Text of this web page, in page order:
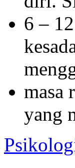
6 –
masa
yang